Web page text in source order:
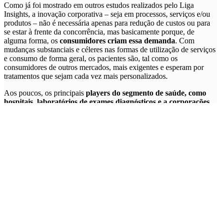
Como já foi mostrado em outros estudos realizados pelo Liga
Insights, a inovação corporativa – seja em processos, serviços e/ou
produtos – não é necessária apenas para redução de custos ou para
se estar à frente da concorrência, mas basicamente porque, de
alguma forma, os consumidores criam essa demanda. Com
mudanças substanciais e céleres nas formas de utilização de serviços
e consumo de forma geral, os pacientes são, tal como os
consumidores de outros mercados, mais exigentes e esperam por
tratamentos que sejam cada vez mais personalizados.
Aos poucos, os principais players do segmento de saúde, como
hospitais, laboratórios de exames diagnósticos e a corporações